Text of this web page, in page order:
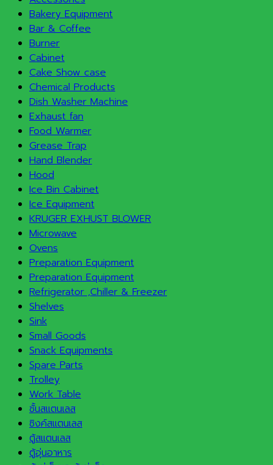
Bakery Equipment
Bar & Coffee
Burner
Cabinet
Cake Show case
Chemical Products
Dish Washer Machine
Exhaust fan
Food Warmer
Grease Trap
Hand Blender
Hood
Ice Bin Cabinet
Ice Equipment
KRUGER EXHUST BLOWER
Microwave
Ovens
Preparation Equipment
Preparation Equipment
Refrigerator ,Chiller & Freezer
Shelves
Sink
Small Goods
Snack Equipments
Spare Parts
Trolley
Work Table
ชั้นสแตนเลส
ซิงค์สแตนเลส
ตู้สแตนเลส
ตู้อุ่นอาหาร